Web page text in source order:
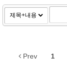
Prev 1